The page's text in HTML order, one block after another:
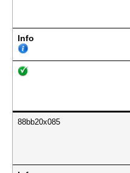
Info
88bb20x085